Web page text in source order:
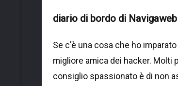
diario di bordo di Navigaweb
Se c'è una cosa che ho
migliore amica dei hacker.
consiglio spassionato è di non